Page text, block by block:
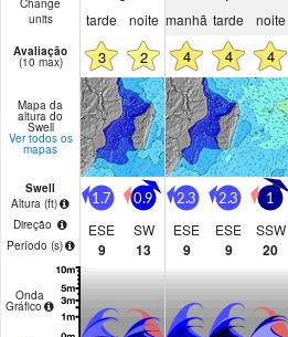
Change
units
tarde noite manhã tarde noite
Avaliação
(10 max) 3 2 4 4 4
Mapa da
altura do
Swell
Ver todos os
mapas
Swell
Altura (ft)
Direção
Período (s)
1.7
ESE
9
0.9
SW
13
2.3
ESE
9
2.3
ESE
9
1
SSW
20
Onda
Gráfico